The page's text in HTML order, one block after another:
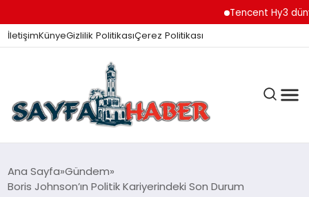
Tencent Hy3 dünya
İletişimKünyeGizlilik PolitikasıÇerez Politikası
ANA SAYFA
Ana Sayfa Gündem
Boris Johnson’ın Politik Kariyerindeki Son Durum